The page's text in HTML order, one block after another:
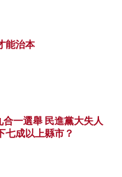
能治本
一選舉 民進黨大失人
七成以上縣市？